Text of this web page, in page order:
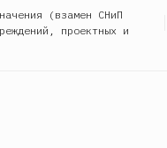
(взамен СНиП
проектных и